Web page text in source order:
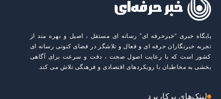
پایگاه خبری “خبرحرفه ای” رسانه ای مستقل ، اصیل و بهره مند از
تجربه خبرنگاران حرفه ای و فعال و تلاشگر در فضای کنونی رسانه ای
کشور است که با رعایت اصول صحت ، دقت و سرعت برای آگاهی
بخشی به مخاطبان با رویکردهای اقتصادی و فرهنگی تلاش می کند.
لینک‌های پرکاربرد